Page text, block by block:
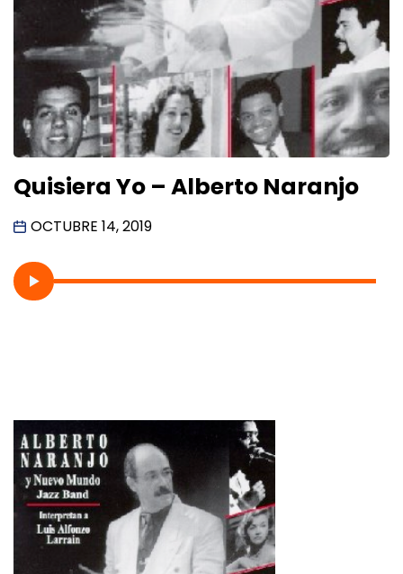
Quisiera Yo – Alberto Naranjo
OCTUBRE 14, 2019